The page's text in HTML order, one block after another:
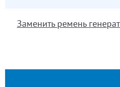
Заменить ремень